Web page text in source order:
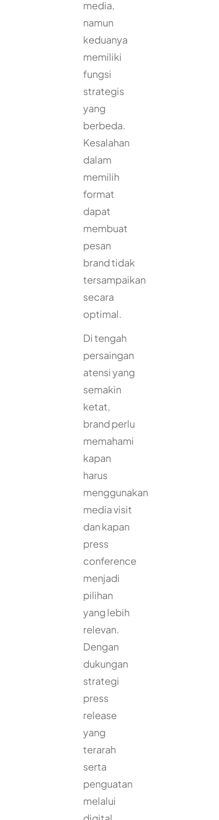
media,
namun
keduanya
memiliki
fungsi
strategis
yang
berbeda.
Kesalahan
dalam
memilih
format
dapat
membuat
pesan
brand tidak
tersampaikan
secara
optimal.
Di tengah
persaingan
atensi yang
semakin
ketat,
brand perlu
memahami
kapan
harus
menggunakan
media visit
dan kapan
press
conference
menjadi
pilihan
yang lebih
relevan.
Dengan
dukungan
strategi
press
release
yang
terarah
serta
penguatan
melalui